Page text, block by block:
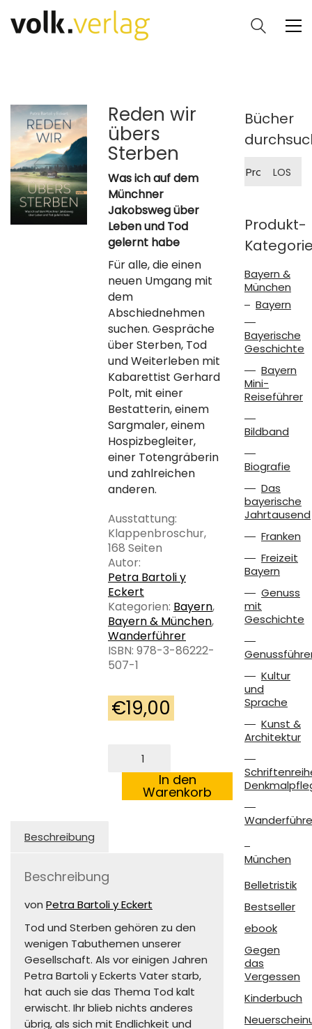
Reden wir
übers
Sterben
Was ich auf dem
Münchner
Jakobsweg über
Leben und Tod
gelernt habe
Für alle, die einen
neuen Umgang mit
dem
Abschiednehmen
suchen. Gespräche
über Sterben, Tod
und Weiterleben mit
Kabarettist Gerhard
Polt, mit einer
Bestatterin, einem
Sargmaler, einem
Hospizbegleiter,
einer Totengräberin
und zahlreichen
anderen.
Ausstattung:
Klappenbroschur,
168 Seiten
Autor:
Petra Bartoli y
Eckert
Kategorien: Bayern,
Bayern & München,
Wanderführer
ISBN: 978-3-86222-
507-1
€19,00
übers
Sterben
Menge
In den
Warenkorb
Beschreibung
Beschreibung
von Petra Bartoli y Eckert
Tod und Sterben gehören zu den
wenigen Tabuthemen unserer
Gesellschaft. Als vor einigen Jahren
Petra Bartoli y Eckerts Vater starb,
hat auch sie das Thema Tod kalt
erwischt. Ihr blieb nichts anderes
übrig, als sich mit Endlichkeit und
Bücher
nach:
LOS
Produkt-
Bayern &
München
Bayern
Bayerische
Geschichte
Bayern
Mini-
Reiseführer
Bildband
Biografie
Das
bayerische
Jahrtausend
Franken
Freizeit
Bayern
Genuss
mit
Geschichte
Kultur
und
Sprache
Kunst &
Architektur
München
Belletristik
Bestseller
ebook
Gegen
das
Vergessen
Kinderbuch